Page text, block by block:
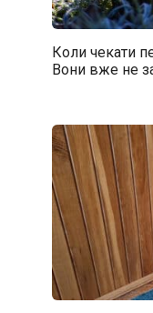
Коли чекати
Вони вже не